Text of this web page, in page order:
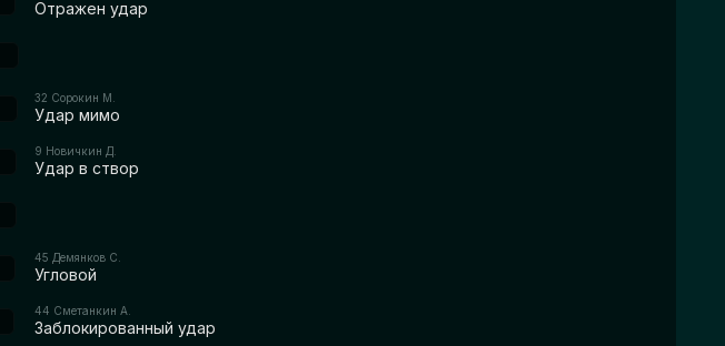
Отражен удар
32 Сорокин М.
Удар мимо
9 Новичкин Д.
Удар в створ
45 Демянков С.
Угловой
44 Сметанкин А.
Заблокированный удар